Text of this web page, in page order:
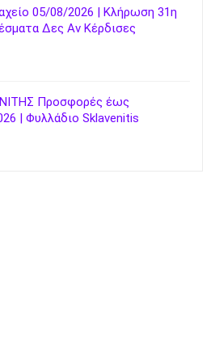
05/08/2026 | Κλήρωση 31η
Δες Αν Κέρδισες
Προσφορές έως
| Φυλλάδιο Sklavenitis